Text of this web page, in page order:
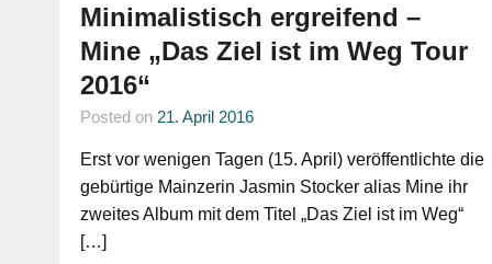
Minimalistisch ergreifend –
Mine „Das Ziel ist im Weg Tour
2016“
Posted on 21. April 2016
Erst vor wenigen Tagen (15. April) veröffentlichte die
gebürtige Mainzerin Jasmin Stocker alias Mine ihr
zweites Album mit dem Titel „Das Ziel ist im Weg“
[…]